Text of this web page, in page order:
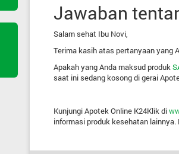
Jawaban
Salam sehat Ibu Novi,
Terima kasih atas pertanyaan yang
Apakah yang Anda maksud produk
saat ini sedang kosong di gerai
Kunjungi Apotek Online K24Klik di
informasi produk kesehatan lainnya.